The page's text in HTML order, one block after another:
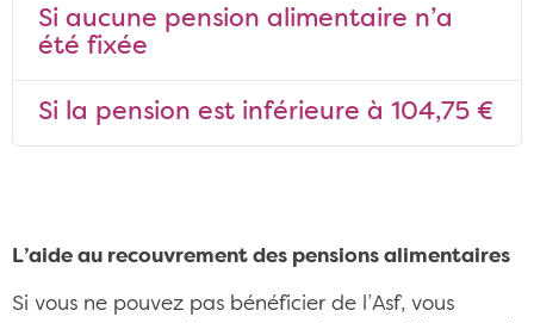
Si aucune pension alimentaire n’a
été fixée
Si la pension est inférieure à 104,75 €
L’aide au recouvrement des pensions alimentaires
Si vous ne pouvez pas bénéficier de l’Asf, vous